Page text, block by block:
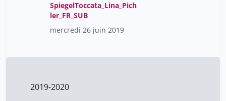
SpiegelToccata_Lina_Pich
ler_FR_SUB
mercredi 26 juin 2019
2019-2020